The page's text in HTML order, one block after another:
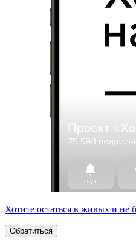
Хотите остаться в живых и не
Обратиться